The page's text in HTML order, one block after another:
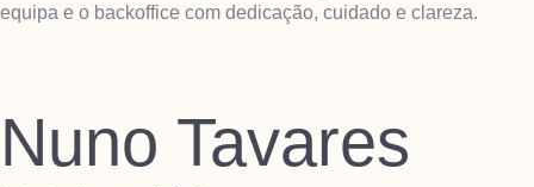
equipa e o backoffice com dedicação, cuidado e clareza.
Nuno Tavares